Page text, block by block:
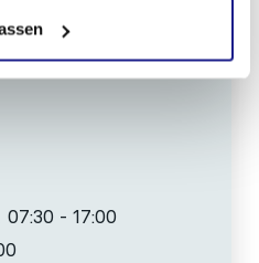
07:30 - 17:00